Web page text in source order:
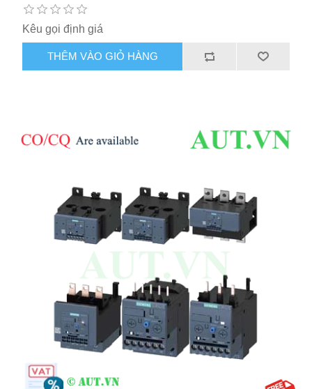
Kêu gọi định giá
THÊM VÀO GIỎ HÀNG